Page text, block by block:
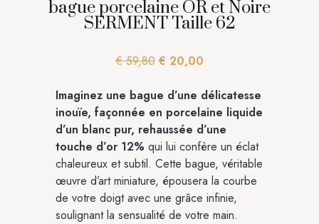
bague porcelaine OR et Noire
SERMENT Taille 62
€59,80 € 20,00
Imaginez une bague d’une délicatesse
inouïe, façonnée en porcelaine liquide
d’un blanc pur, rehaussée d’une
touche d’or 12% qui lui confère un éclat
chaleureux et subtil. Cette bague, véritable
œuvre d’art miniature, épousera la courbe
de votre doigt avec une grâce infinie,
soulignant la sensualité de votre main.